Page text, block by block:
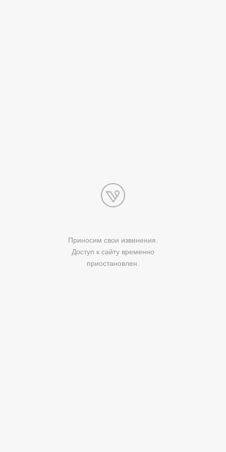
Приносим свои извинения.
Доступ к сайту временно
приостановлен.